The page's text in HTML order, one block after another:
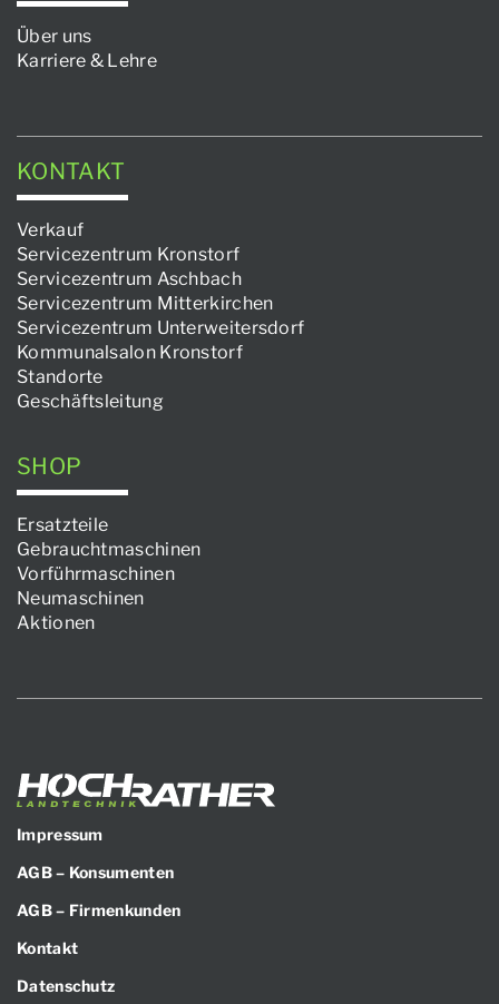
Über uns
Karriere & Lehre
KONTAKT
Verkauf
Servicezentrum Kronstorf
Servicezentrum Aschbach
Servicezentrum Mitterkirchen
Servicezentrum Unterweitersdorf
Kommunalsalon Kronstorf
Standorte
Geschäftsleitung
SHOP
Ersatzteile
Gebrauchtmaschinen
Vorführmaschinen
Neumaschinen
Aktionen
Impressum
AGB – Konsumenten
AGB – Firmenkunden
Kontakt
Datenschutz